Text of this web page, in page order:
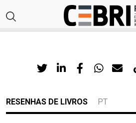
RESENHAS DE LIVROS PT